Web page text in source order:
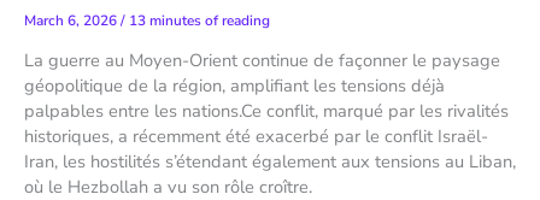
March 6, 2026/ 13 minutes of reading
La guerre au Moyen-Orient continue de façonner le paysage
géopolitique de la région, amplifiant les tensions déjà
palpables entre les nations.Ce conflit, marqué par les rivalités
historiques, a récemment été exacerbé par le conflit Israël-
Iran, les hostilités s’étendant également aux tensions au Liban,
où le Hezbollah a vu son rôle croître.